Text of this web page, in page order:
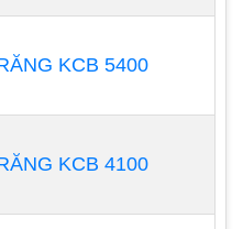
như:
máy, giúp máy đứng
giúp ngăn không
bể chứa nước cạn.
giúp xả khí ra khỏi máy
KCB 5400
KCB 4100